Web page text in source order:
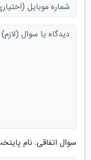
سوال اتفاقی: نام